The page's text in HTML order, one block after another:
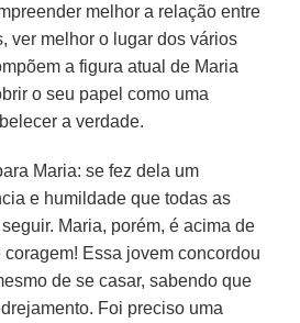
melhor a relação entre
ver melhor o lugar dos vários
a figura atual de Maria
o seu papel como uma
a verdade.
Maria: se fez dela um
e humildade que todas as
Maria, porém, é acima de
Essa jovem concordou
de se casar, sabendo que
Foi preciso uma